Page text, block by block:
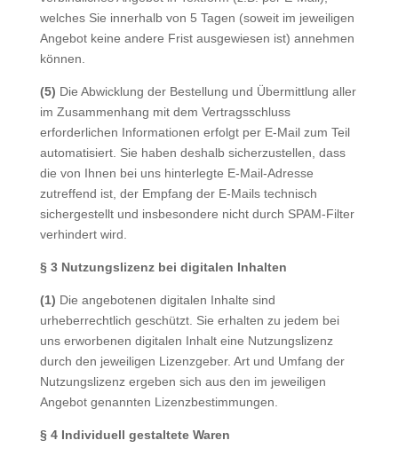
welches Sie innerhalb von 5 Tagen (soweit im jeweiligen
Angebot keine andere Frist ausgewiesen ist) annehmen
können.
(5) Die Abwicklung der Bestellung und Übermittlung aller
im Zusammenhang mit dem Vertragsschluss
erforderlichen Informationen erfolgt per E-Mail zum Teil
automatisiert. Sie haben deshalb sicherzustellen, dass
die von Ihnen bei uns hinterlegte E-Mail-Adresse
zutreffend ist, der Empfang der E-Mails technisch
sichergestellt und insbesondere nicht durch SPAM-Filter
verhindert wird.
§ 3 Nutzungslizenz bei digitalen Inhalten
(1) Die angebotenen digitalen Inhalte sind
urheberrechtlich geschützt. Sie erhalten zu jedem bei
uns erworbenen digitalen Inhalt eine Nutzungslizenz
durch den jeweiligen Lizenzgeber. Art und Umfang der
Nutzungslizenz ergeben sich aus den im jeweiligen
Angebot genannten Lizenzbestimmungen.
§ 4 Individuell gestaltete Waren